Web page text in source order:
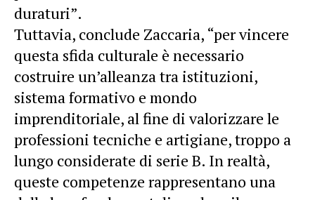
duraturi”.
Tuttavia, conclude Zaccaria, “per vincere
questa sfida culturale è necessario
costruire un’alleanza tra istituzioni,
sistema formativo e mondo
imprenditoriale, al fine di valorizzare le
professioni tecniche e artigiane, troppo a
lungo considerate di serie B. In realtà,
queste competenze rappresentano una